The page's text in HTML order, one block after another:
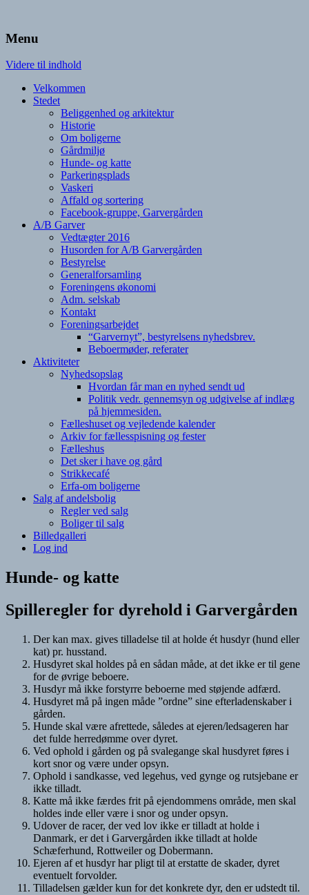
A/B Garvergården
Menu
Videre til indhold
Velkommen
Stedet
Beliggenhed og arkitektur
Historie
Om boligerne
Gårdmiljø
Hunde- og katte
Parkeringsplads
Vaskeri
Affald og sortering
Facebook-gruppe, Garvergården
A/B Garver
Vedtægter 2016
Husorden for A/B Garvergården
Bestyrelse
Generalforsamling
Foreningens økonomi
Adm. selskab
Kontakt
Foreningsarbejdet
“Garvernyt”, bestyrelsens nyhedsbrev.
Beboermøder, referater
Aktiviteter
Nyhedsopslag
Hvordan får man en nyhed sendt ud
Politik vedr. gennemsyn og udgivelse af indlæg
på hjemmesiden.
Fælleshuset og vejledende kalender
Arkiv for fællesspisning og fester
Fælleshus
Det sker i have og gård
Strikkecafé
Erfa-om boligerne
Salg af andelsbolig
Regler ved salg
Boliger til salg
Billedgalleri
Log ind
Hunde- og katte
Spilleregler for dyrehold i Garvergården
Der kan max. gives tilladelse til at holde ét husdyr (hund eller
kat) pr. husstand.
Husdyret skal holdes på en sådan måde, at det ikke er til gene
for de øvrige beboere.
Husdyr må ikke forstyrre beboerne med støjende adfærd.
Husdyret må på ingen måde ”ordne” sine efterladenskaber i
gården.
Hunde skal være afrettede, således at ejeren/ledsageren har
det fulde herredømme over dyret.
Ved ophold i gården og på svalegange skal husdyret føres i
kort snor og være under opsyn.
Ophold i sandkasse, ved legehus, ved gynge og rutsjebane er
ikke tilladt.
Katte må ikke færdes frit på ejendommens område, men skal
holdes inde eller være i snor og under opsyn.
Udover de racer, der ved lov ikke er tilladt at holde i
Danmark, er det i Garvergården ikke tilladt at holde
Schæferhund, Rottweiler og Dobermann.
Ejeren af et husdyr har pligt til at erstatte de skader, dyret
eventuelt forvolder.
Tilladelsen gælder kun for det konkrete dyr, den er udstedt til.